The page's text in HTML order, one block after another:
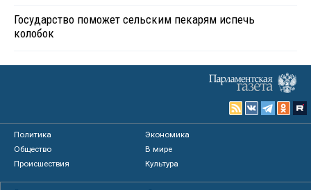
Государство поможет сельским пекарям испечь
колобок
Политика
Экономика
Общество
В мире
Происшествия
Культура